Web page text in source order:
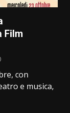
Film
con
e musica,